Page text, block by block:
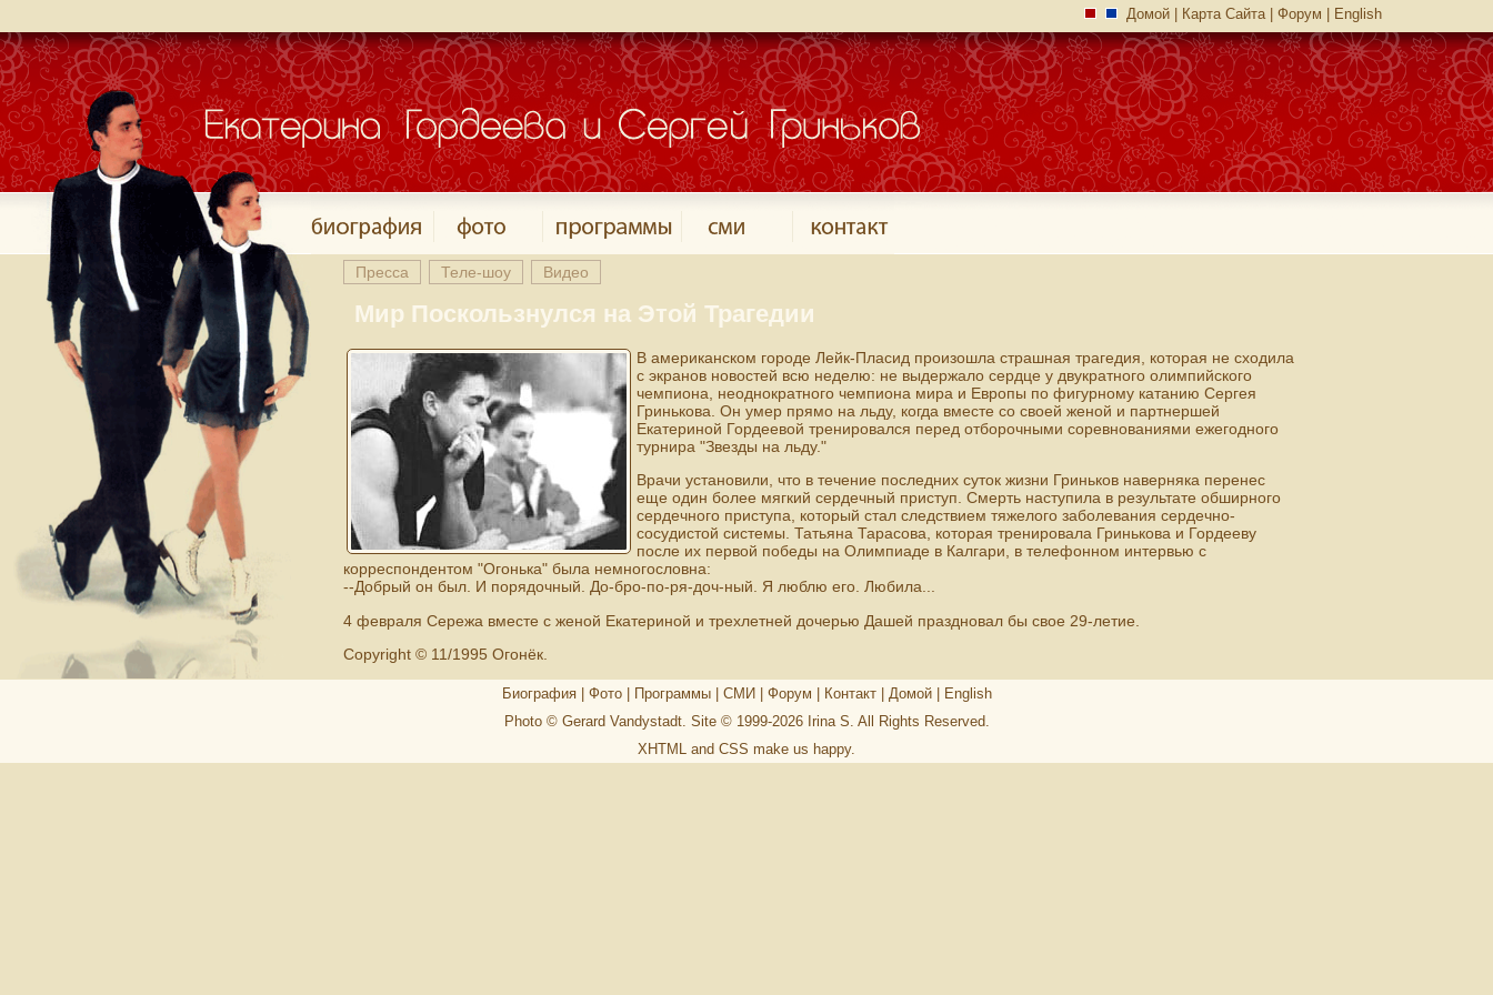
Домой Карта Сайта| Форум English
Пресса Теле-шоу Видео
Мир Поскользнулся на Этой Трагедии
В американском городе Лейк-Пласид произошла страшная трагедия, которая не сходила
с экранов новостей всю неделю: не выдержало сердце у двукратного олимпийского
чемпиона, неоднократного чемпиона мира и Европы по фигурному катанию Сергея
Гринькова. Он умер прямо на льду, когда вместе со своей женой и партнершей
Екатериной Гордеевой тренировался перед отборочными соревнованиями ежегодного
турнира "Звезды на льду."
Врачи установили, что в течение последних суток жизни Гриньков наверняка перенес
еще один более мягкий сердечный приступ. Смерть наступила в результате обширного
сердечного приступа, который стал следствием тяжелого заболевания сердечно-
сосудистой системы. Татьяна Тарасова, которая тренировала Гринькова и Гордееву
после их первой победы на Олимпиаде в Калгари, в телефонном интервью с
корреспондентом "Огонька" была немногословна:
--Добрый он был. И порядочный. До-бро-по-ря-доч-ный. Я люблю его. Любила...
4 февраля Сережа вместе с женой Екатериной и трехлетней дочерью Дашей праздновал бы свое 29-летие.
Copyright © 11/1995 Огонёк.
Биография| Фото| Программы| СМИ Форум Контакт| Домой|
English
Photo © Gerard Vandystadt. Site © 1999-2026 Irina S. All Rights Reserved.
XHTML and CSS make us happy.